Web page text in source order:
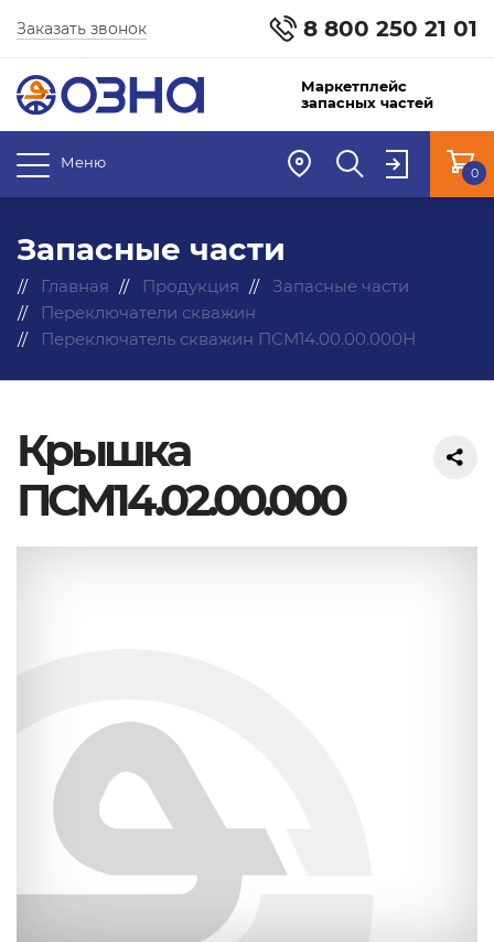
8 800 250 21 01
Заказать звонок
Маркетплейс
запасных частей
Меню
0
Запасные части
Главная Продукция
Запасные части
Переключатели скважин
Переключатель скважин ПСМ14.00.00.000Н
Крышка
ПСМ14.02.00.000